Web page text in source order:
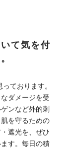
て気を付
ております。
ダメージを受
ンなど外的刺
を守るための
遮光を、ぜひ
す。毎日の積